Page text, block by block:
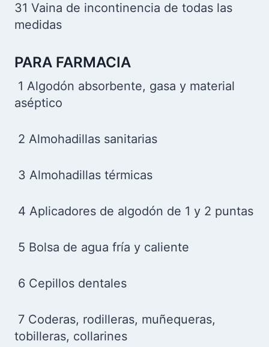
31 Vaina de incontinencia de todas las
medidas
PARA FARMACIA
1 Algodón absorbente, gasa y material
aséptico
2 Almohadillas sanitarias
3 Almohadillas térmicas
4 Aplicadores de algodón de 1 y 2 puntas
5 Bolsa de agua fría y caliente
6 Cepillos dentales
7 Coderas, rodilleras, muñequeras,
tobilleras, collarines